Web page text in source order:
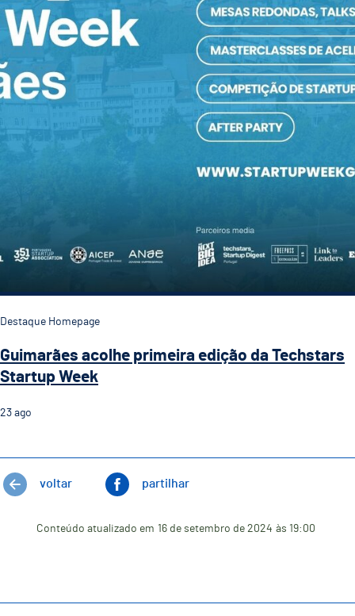
Destaque Homepage
Guimarães acolhe primeira edição da Techstars
Startup Week
23 ago
voltar partilhar
Conteúdo atualizado em 16 de setembro de 2024 às 19:00